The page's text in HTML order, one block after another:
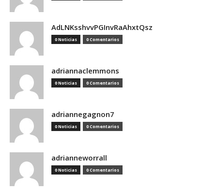
AdLNKsshvvPGInvRaAhxtQsz
0 Noticias 0 Comentarios
adriannaclemmons
0 Noticias 0 Comentarios
adriannegagnon7
0 Noticias 0 Comentarios
adrianneworrall
0 Noticias 0 Comentarios